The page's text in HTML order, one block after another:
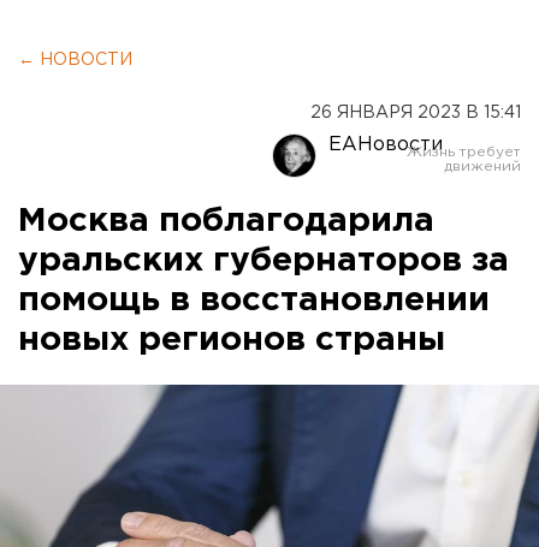
← НОВОСТИ
26 ЯНВАРЯ 2023 В 15:41
ЕАНовости
Москва поблагодарила
уральских губернаторов за
помощь в восстановлении
новых регионов страны